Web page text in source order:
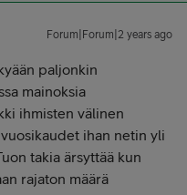
Forum|Forum|2 years ago
paljonkin
mainoksia
ihmisten välinen
ihan netin yli
takia ärsyttää kun
rajaton määrä